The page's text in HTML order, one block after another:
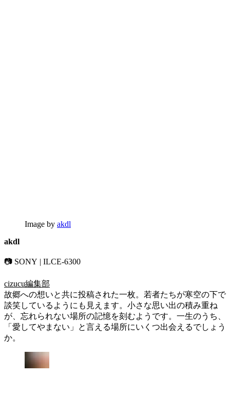
Image by akdl
akdl
📷 SONY | ILCE-6300
cizucu編集部
故郷への想いと共に投稿された一枚。若者たちが寒空の下で
談笑しているようにも見えます。小さな思い出の積み重ね
が、忘れられない場所の記憶を刻むようです。一生のうち、
「愛してやまない」と言える場所にいくつ出会えるでしょう
か。